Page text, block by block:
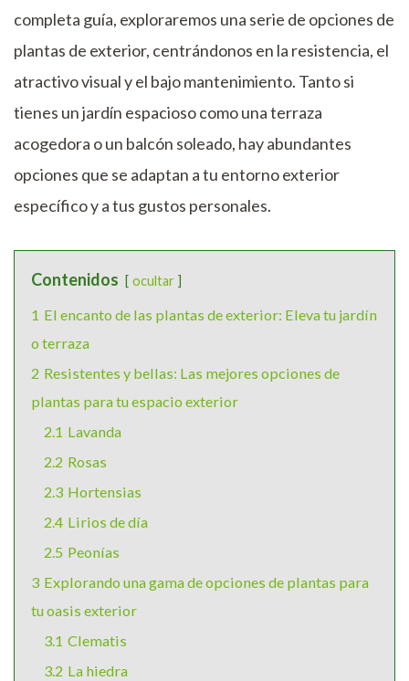
completa guía, exploraremos una serie de opciones de
plantas de exterior, centrándonos en la resistencia, el
atractivo visual y el bajo mantenimiento. Tanto si
tienes un jardín espacioso como una terraza
acogedora o un balcón soleado, hay abundantes
opciones que se adaptan a tu entorno exterior
específico y a tus gustos personales.
Contenidos ocultar
1 El encanto de las plantas de exterior: Eleva tu jardín
o terraza
2 Resistentes y bellas: Las mejores opciones de
plantas para tu espacio exterior
2.1 Lavanda
2.2 Rosas
2.3 Hortensias
2.4 Lirios de día
2.5 Peonías
3 Explorando una gama de opciones de plantas para
tu oasis exterior
3.1 Clematis
3.2 La hiedra